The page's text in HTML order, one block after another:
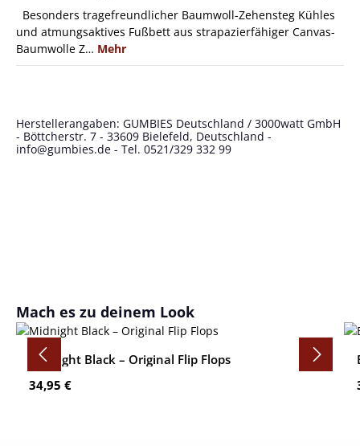
Besonders tragefreundlicher Baumwoll-Zehensteg Kühles
und atmungsaktives Fußbett aus strapazierfähiger Canvas-
Baumwolle Z… Mehr
Herstellerangaben: GUMBIES Deutschland / 3000watt GmbH
- Böttcherstr. 7 - 33609 Bielefeld, Deutschland -
info@gumbies.de - Tel. 0521/329 332 99
Produktgalerie überspringen
Mach es zu deinem Look
Midnight Black – Original Flip Flops
Regulärer Preis:
34,95 €